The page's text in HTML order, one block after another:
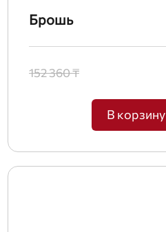
Брошь
152 360 ₸
В корзину